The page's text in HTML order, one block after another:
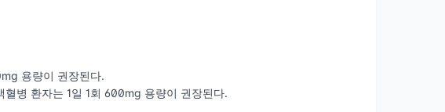
용량이 권장된다.
병 환자는 1일 1회 600mg 용량이 권장된다.